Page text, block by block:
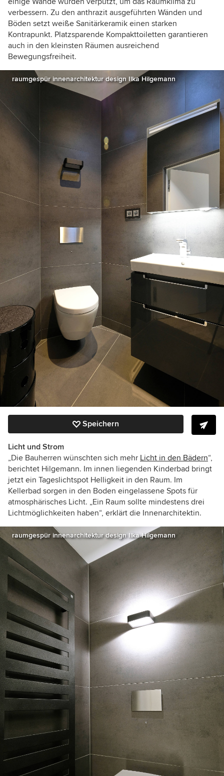
verbessern. Zu den anthrazit ausgeführten Wänden und
Böden setzt weiße Sanitärkeramik einen starken
Kontrapunkt. Platzsparende Kompakttoiletten garantieren
auch in den kleinsten Räumen ausreichend
Bewegungsfreiheit.
raumgespür innenarchitektur design Ilka Hilgemann
Speichern
Licht und Strom
„Die Bauherren wünschten sich mehr Licht in den Bädern“,
berichtet Hilgemann. Im innen liegenden Kinderbad bringt
jetzt ein Tageslichtspot Helligkeit in den Raum. Im
Kellerbad sorgen in den Boden eingelassene Spots für
atmosphärisches Licht. „Ein Raum sollte mindestens drei
Lichtmöglichkeiten haben“, erklärt die Innenarchitektin.
raumgespür innenarchitektur design Ilka Hilgemann